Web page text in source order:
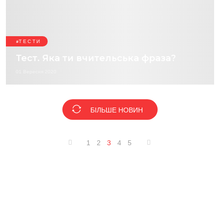
ТЕСТИ
Тест. Яка ти вчительська фраза?
БІЛЬШЕ НОВИН
1 2 3 4 5